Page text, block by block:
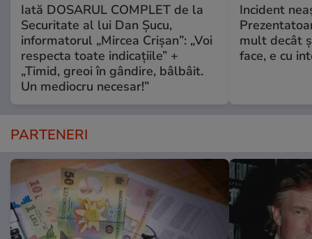
Iată DOSARUL COMPLET de la
Securitate al lui Dan Șucu,
informatorul „Mircea Crișan”: „Voi
respecta toate indicațiile” +
„Timid, greoi în gândire, bâlbâit.
Un mediocru necesar!”
Incident
mult decât
face, e cu
PARTENERI